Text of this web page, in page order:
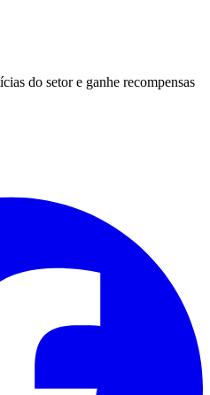
do setor e ganhe recompensas